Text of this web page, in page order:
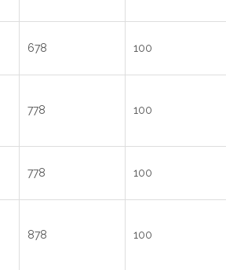
678 100
778 100
778 100
878 100